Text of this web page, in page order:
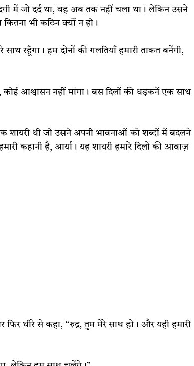
में जो दर्द था, वह अब तक नहीं चला था। लेकिन उसने
भी कठिन क्यों न हो।
रहूँगा। हम दोनों की गलतियाँ हमारी ताकत बनेंगी,
कोई आश्वासन नहीं मांगा। बस दिलों की धड़कनें एक साथ
शायरी थी जो उसने अपनी भावनाओं को शब्दों में बदलने
कहानी है, आर्या। यह शायरी हमारे दिलों की आवाज़
धीरे से कहा, “रुद्र, तुम मेरे साथ हो। और यही हमारी